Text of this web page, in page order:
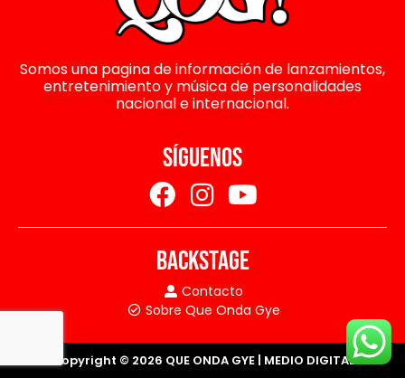
Somos una pagina de información de lanzamientos,
entretenimiento y música de personalidades
nacional e internacional.
SÍGUENOS
BACKSTAGE
Contacto
Sobre Que Onda Gye
Copyright © 2026 QUE ONDA GYE | MEDIO DIGITAL